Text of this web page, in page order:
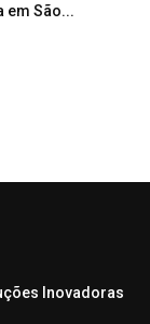
em São...
Inovadoras